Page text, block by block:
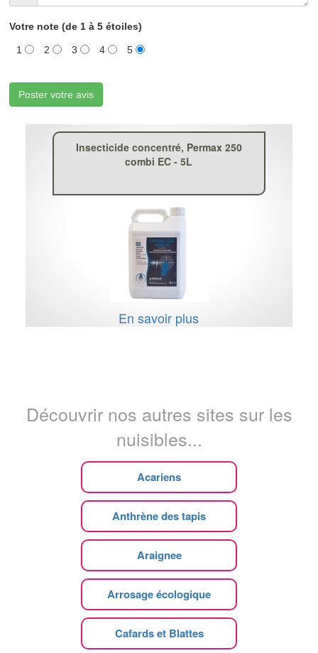
Votre note (de 1 à 5 étoiles)
1 2 3 4 5
Poster votre avis
Insecticide concentré, Permax 250
combi EC - 5L
En savoir plus
Découvrir nos autres sites sur les
nuisibles...
Acariens
Anthrène des tapis
Araignee
Arrosage écologique
Cafards et Blattes